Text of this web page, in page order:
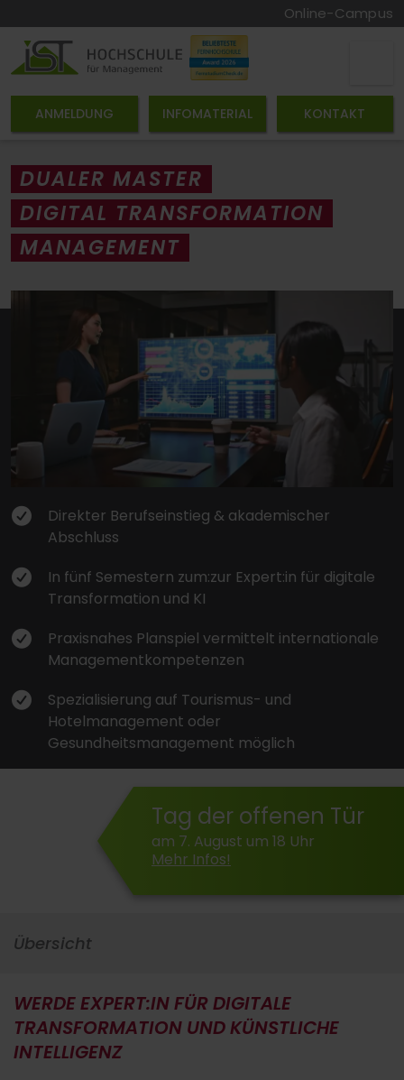
Online-Campus
ANMELDUNG INFOMATERIAL KONTAKT
DUALER MASTER
DIGITAL TRANSFORMATION
MANAGEMENT
Direkter Berufseinstieg & akademischer
Abschluss
In fünf Semestern zum:zur Expert:in für digitale
Transformation und KI
Praxisnahes Planspiel vermittelt internationale
Managementkompetenzen
Spezialisierung auf Tourismus- und
Hotelmanagement oder
Gesundheitsmanagement möglich
Tag der offenen Tür
am 7. August um 18 Uhr
Mehr Infos!
Übersicht
WERDE EXPERT:IN FÜR DIGITALE
TRANSFORMATION UND KÜNSTLICHE
INTELLIGENZ